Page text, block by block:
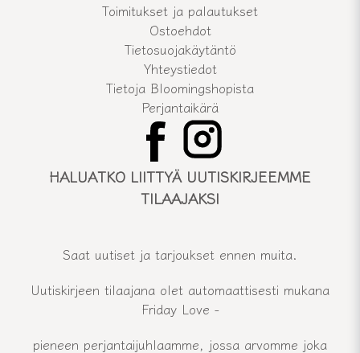
Toimitukset ja palautukset
Ostoehdot
Tietosuojakäytäntö
Yhteystiedot
Tietoja Bloomingshopista
Perjantaikärä
HALUATKO LIITTYÄ UUTISKIRJEEMME
TILAAJAKSI
Saat uutiset ja tarjoukset ennen muita.
Uutiskirjeen tilaajana olet automaattisesti mukana
Friday Love -
pieneen perjantaijuhlaamme, jossa arvomme joka